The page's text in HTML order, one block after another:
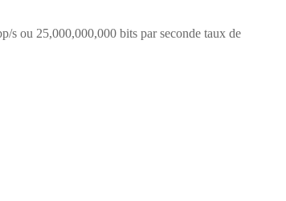
s ou 25,000,000,000 bits par seconde taux de